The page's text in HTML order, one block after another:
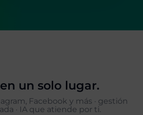
un solo lugar.
Facebook y más · gestión
· IA que atiende por ti.